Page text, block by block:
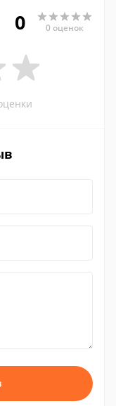
0 0 оценок